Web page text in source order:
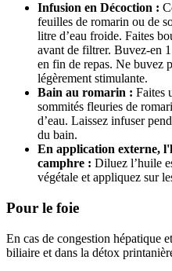
Infusion en Décoction :
feuilles de romarin ou de
litre d’eau froide. Faites
avant de filtrer. Buvez-en
en fin de repas. Ne buvez
légèrement stimulante.
Bain au romarin : Faites
sommités fleuries de
d’eau. Laissez infuser
du bain.
En application externe,
camphre : Diluez l’huile
végétale et appliquez sur
Pour le foie
En cas de congestion hépatique
biliaire et dans la détox